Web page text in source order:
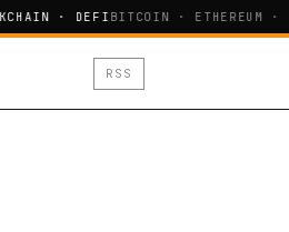
· DEFIBITCOIN · ETHEREUM ·
RSS